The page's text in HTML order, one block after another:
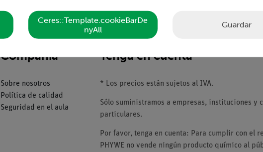
Compañía
Sobre nosotros
Política de calidad
Seguridad en el aula
Tenga en cuenta
* Los precios están sujetos al IVA.
Sólo suministramos a empresas, instituciones y
particulares.
Por favor, tenga en cuenta: Para cumplir con el
PHYWE no vende ningún producto químico al
Ceres::Template.cookieBarDe
nyAll
Guardar